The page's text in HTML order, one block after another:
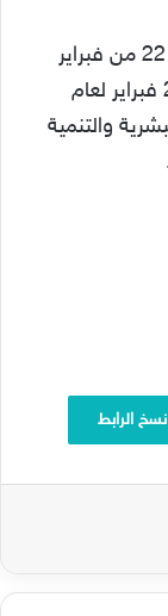
سوف تبدأ إجازة يوم التأسيس يوم الأربعاء 22 من فبراير
2023 حيث تستمر يوم السبت الموافق 25 فبراير لعام
والتنمية
نسخ الرابط